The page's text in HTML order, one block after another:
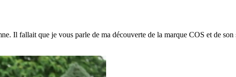
Il fallait que je vous parle de ma découverte de la marque COS et de